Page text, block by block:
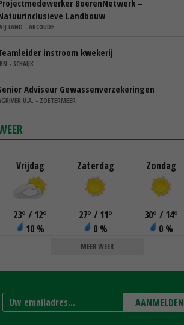
BoerenNetwerk –
Landbouw
- ABCOUDE
instroom kwekerij
- SCHAIJK
Adviseur Gewassenverzekeringen
U.A. - ZOETERMEER
Vrijdag
23° / 12°
10 %
Zaterdag
27° / 11°
0 %
Zondag
30° / 14°
0 %
MEER WEER
AANMELDEN